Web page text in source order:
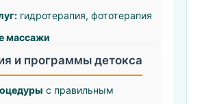
гидротерапия, фототерапия
массажи
и программы детокса
с правильным